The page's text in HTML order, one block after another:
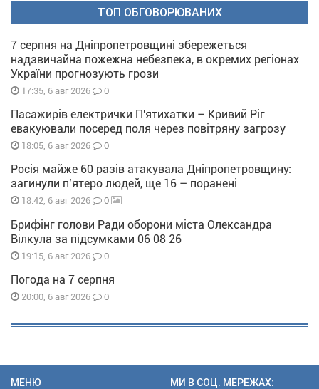
ТОП ОБГОВОРЮВАНИХ
7 серпня на Дніпропетровщині збережеться
надзвичайна пожежна небезпека, в окремих регіонах
України прогнозують грози
17:35, 6 авг 2026 0
Пасажирів електрички П'ятихатки – Кривий Ріг
евакуювали посеред поля через повітряну загрозу
18:05, 6 авг 2026 0
Росія майже 60 разів атакувала Дніпропетровщину:
загинули п’ятеро людей, ще 16 – поранені
18:42, 6 авг 2026 0
Брифінг голови Ради оборони міста Олександра
Вілкула за підсумками 06 08 26
19:15, 6 авг 2026 0
Погода на 7 серпня
20:00, 6 авг 2026 0
МЕНЮ МИ В СОЦ. МЕРЕЖАХ: